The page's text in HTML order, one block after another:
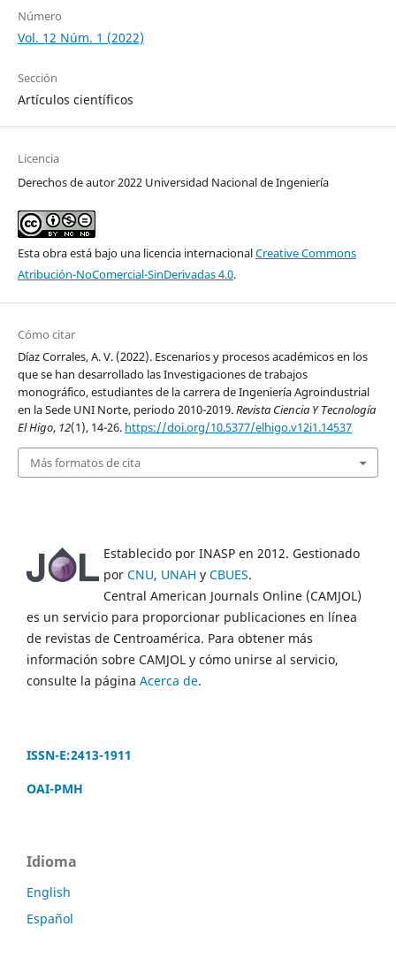
Número
Vol. 12 Núm. 1 (2022)
Sección
Artículos científicos
Licencia
Derechos de autor 2022 Universidad Nacional de Ingeniería
Esta obra está bajo una licencia internacionalCreative Commons
Atribución-NoComercial-SinDerivadas 4.0.
Cómo citar
Díaz Corrales, A. V. (2022). Escenarios y procesos académicos en los
que se han desarrollado las Investigaciones de trabajos
monográfico, estudiantes de la carrera de Ingeniería Agroindustrial
en la Sede UNI Norte, periodo 2010-2019.Revista Ciencia Y Tecnología
El Higo, 12(1), 14-26. https://doi.org/10.5377/elhigo.v12i1.14537
Más formatos de cita
Establecido por INASP en 2012. Gestionado
por CNU, UNAH y CBUES.
Central American Journals Online (CAMJOL)
es un servicio para proporcionar publicaciones en línea
de revistas de Centroamérica. Para obtener más
información sobre CAMJOL y cómo unirse al servicio,
consulte la página Acerca de.
ISSN-E:2413-1911
OAI-PMH
Idioma
English
Español